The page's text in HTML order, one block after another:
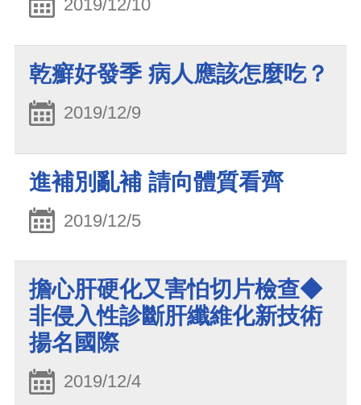
2019/12/10
乾癬好發季 病人應該怎麼吃？
2019/12/9
進補別亂補 請向體質看齊
2019/12/5
擔心肝硬化又害怕切片檢查◆
非侵入性診斷肝纖維化新技術
揚名國際
2019/12/4